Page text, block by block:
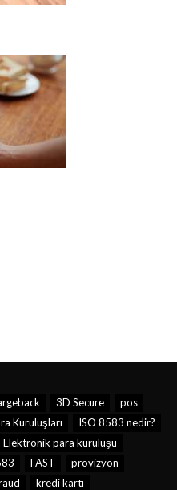
3D Secure
pos
Kuruluşları
ISO 8583 nedir?
Elektronik para kuruluşu
FAST
provizyon
kredi kartı